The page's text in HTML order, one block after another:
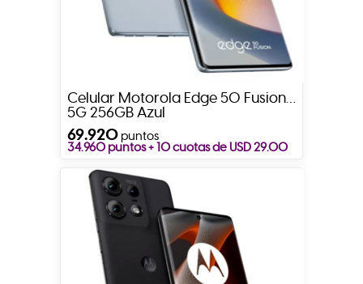
Celular Motorola Edge 50 Fusion
5G 256GB Azul
69.920puntos
34.960 puntos + 10 cuotas de USD 29.00